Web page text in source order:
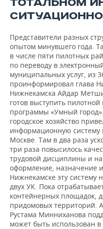
ТОТАЛЬНОМ
Представители разных
опытом минувшего года.
в числе пяти пилотных
по переводу в
муниципальных услуг, из
проинформировал глава
Нижнекамска Айдар
готов выступить
программы «Умный
городское хозяйство
информационную систему
Москве. Там в два раза
три раза повысилось
трудовой дисциплины и
оформление, назначение
Нижнекамске эту систему
двух УК. Пока
контейнерных площадок,
придомовых территорий.
Рустама Минниханова
может быть использован в